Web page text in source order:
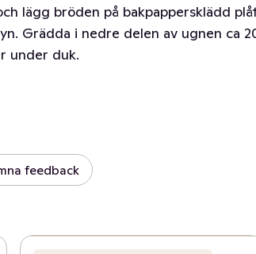
lägg bröden på bakpappersklädd
Grädda i nedre delen av ugnen ca
under duk.
feedback